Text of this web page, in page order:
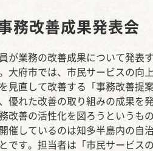
務改善成果発表会
が業務の改善成果について発表
大府市では、市民サービスの向
見直して改善する「事務改善提
優れた改善の取り組みの成果を
改善の活性化を図ろうというも
催しているのは知多半島内の自
です。担当者は「市民サービス